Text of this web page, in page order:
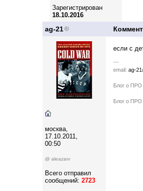
Зарегистрирован
18.10.2016
ag-21
москва,
17.10.2011,
00:50
@ aleazarv
Всего отправил
сообщений: 2723
если с
---
email: ag-
Блог о ПРО
Блог о ПРО